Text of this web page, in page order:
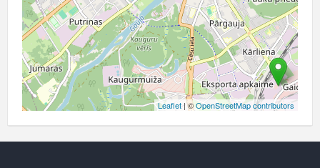
Leaflet | ©OpenStreetMap contributors